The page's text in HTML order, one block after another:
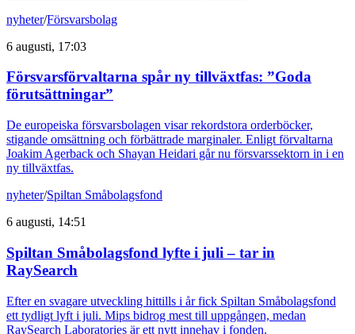
nyheter/Försvarsbolag
6 augusti, 17:03
Försvarsförvaltarna spår ny tillväxtfas: ”Goda
förutsättningar”
De europeiska försvarsbolagen visar rekordstora orderböcker,
stigande omsättning och förbättrade marginaler. Enligt förvaltarna
Joakim Agerback och Shayan Heidari går nu försvarssektorn in i en
ny tillväxtfas.
nyheter/Spiltan Småbolagsfond
6 augusti, 14:51
Spiltan Småbolagsfond lyfte i juli – tar in
RaySearch
Efter en svagare utveckling hittills i år fick Spiltan Småbolagsfond
ett tydligt lyft i juli. Mips bidrog mest till uppgången, medan
RaySearch Laboratories är ett nytt innehav i fonden.